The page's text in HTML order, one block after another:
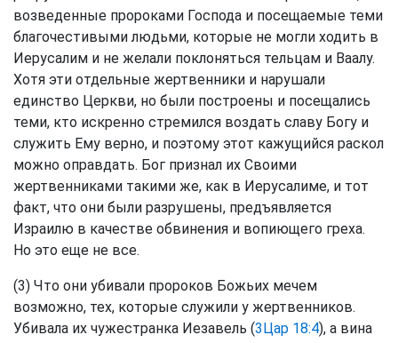
возведенные пророками Господа и посещаемые теми
благочестивыми людьми, которые не могли ходить в
Иерусалим и не желали поклоняться тельцам и Ваалу.
Хотя эти отдельные жертвенники и нарушали
единство Церкви, но были построены и посещались
теми, кто искренно стремился воздать славу Богу и
служить Ему верно, и поэтому этот кажущийся раскол
можно оправдать. Бог признал их Своими
жертвенниками такими же, как в Иерусалиме, и тот
факт, что они были разрушены, предъявляется
Израилю в качестве обвинения и вопиющего греха.
Но это еще не все.
(3) Что они убивали пророков Божьих мечем
возможно, тех, которые служили у жертвенников.
Убивала их чужестранка Иезавель (3Цар 18:4), а вина